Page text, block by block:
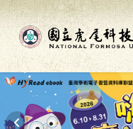
跳到主要內容